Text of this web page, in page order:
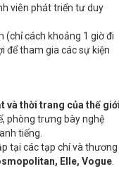
viên phát triển tư duy
(chỉ cách khoảng 1 giờ đi
để tham gia các sự kiện
và thời trang của thế
phòng trưng bày nghệ
tiếng.
tại các tạp chí và thương
Elle, Vogue